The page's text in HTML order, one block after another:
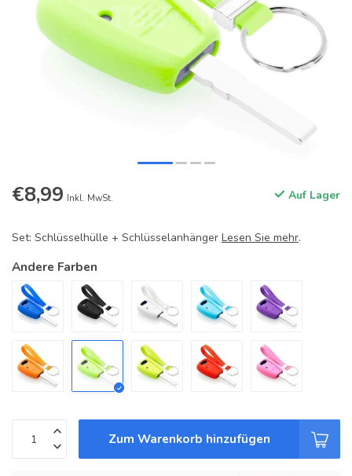
€8,99 Inkl. MwSt. Auf Lager
Set: Schlüsselhülle + Schlüsselanhänger Lesen Sie mehr.
Andere Farben
Zum Warenkorb hinzufügen